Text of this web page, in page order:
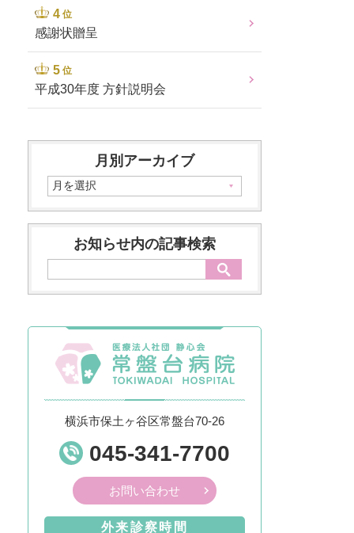
位
感謝状贈呈
位
平成30年度 方針説明会
月別アーカイブ
お知らせ内の記事検索
横浜市保土ヶ谷区常盤台70-26
045-341-7700
お問い合わせ
外来診察時間